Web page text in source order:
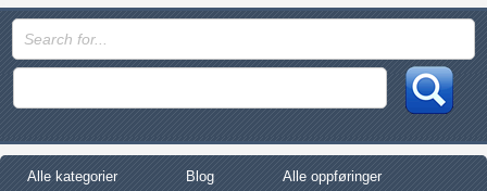
Alle kategorier Blog Alle oppføringer